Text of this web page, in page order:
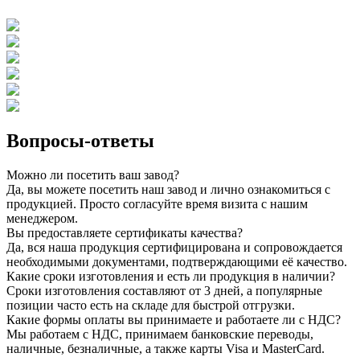
Вопросы-ответы
Можно ли посетить ваш завод?
Да, вы можете посетить наш завод и лично ознакомиться с
продукцией. Просто согласуйте время визита с нашим
менеджером.
Вы предоставляете сертификаты качества?
Да, вся наша продукция сертифицирована и сопровождается
необходимыми документами, подтверждающими её качество.
Какие сроки изготовления и есть ли продукция в наличии?
Сроки изготовления составляют от 3 дней, а популярные
позиции часто есть на складе для быстрой отгрузки.
Какие формы оплаты вы принимаете и работаете ли с НДС?
Мы работаем с НДС, принимаем банковские переводы,
наличные, безналичные, а также карты Visa и MasterCard.